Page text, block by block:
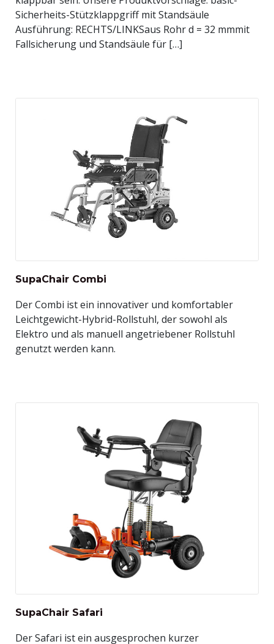
Sicherheits-Stützklappgriff mit Standsäule
Ausführung: RECHTS/LINKSaus Rohr d = 32 mmmit
Fallsicherung und Standsäule für […]
SupaChair Combi
Der Combi ist ein innovativer und komfortabler
Leichtgewicht-Hybrid-Rollstuhl, der sowohl als
Elektro und als manuell angetriebener Rollstuhl
genutzt werden kann.
SupaChair Safari
Der Safari ist ein ausgesprochen kurzer